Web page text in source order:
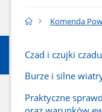
Komenda
Czad i czujki czadu
Burze i silne
Praktyczne